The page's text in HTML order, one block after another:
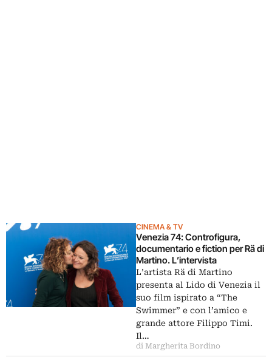
CINEMA & TV
Venezia 74: Controfigura,
documentario e fiction per Rä di
Martino. L’intervista
L’artista Rä di Martino
presenta al Lido di Venezia il
suo film ispirato a “The
Swimmer” e con l’amico e
grande attore Filippo Timi.
Il…
di Margherita Bordino